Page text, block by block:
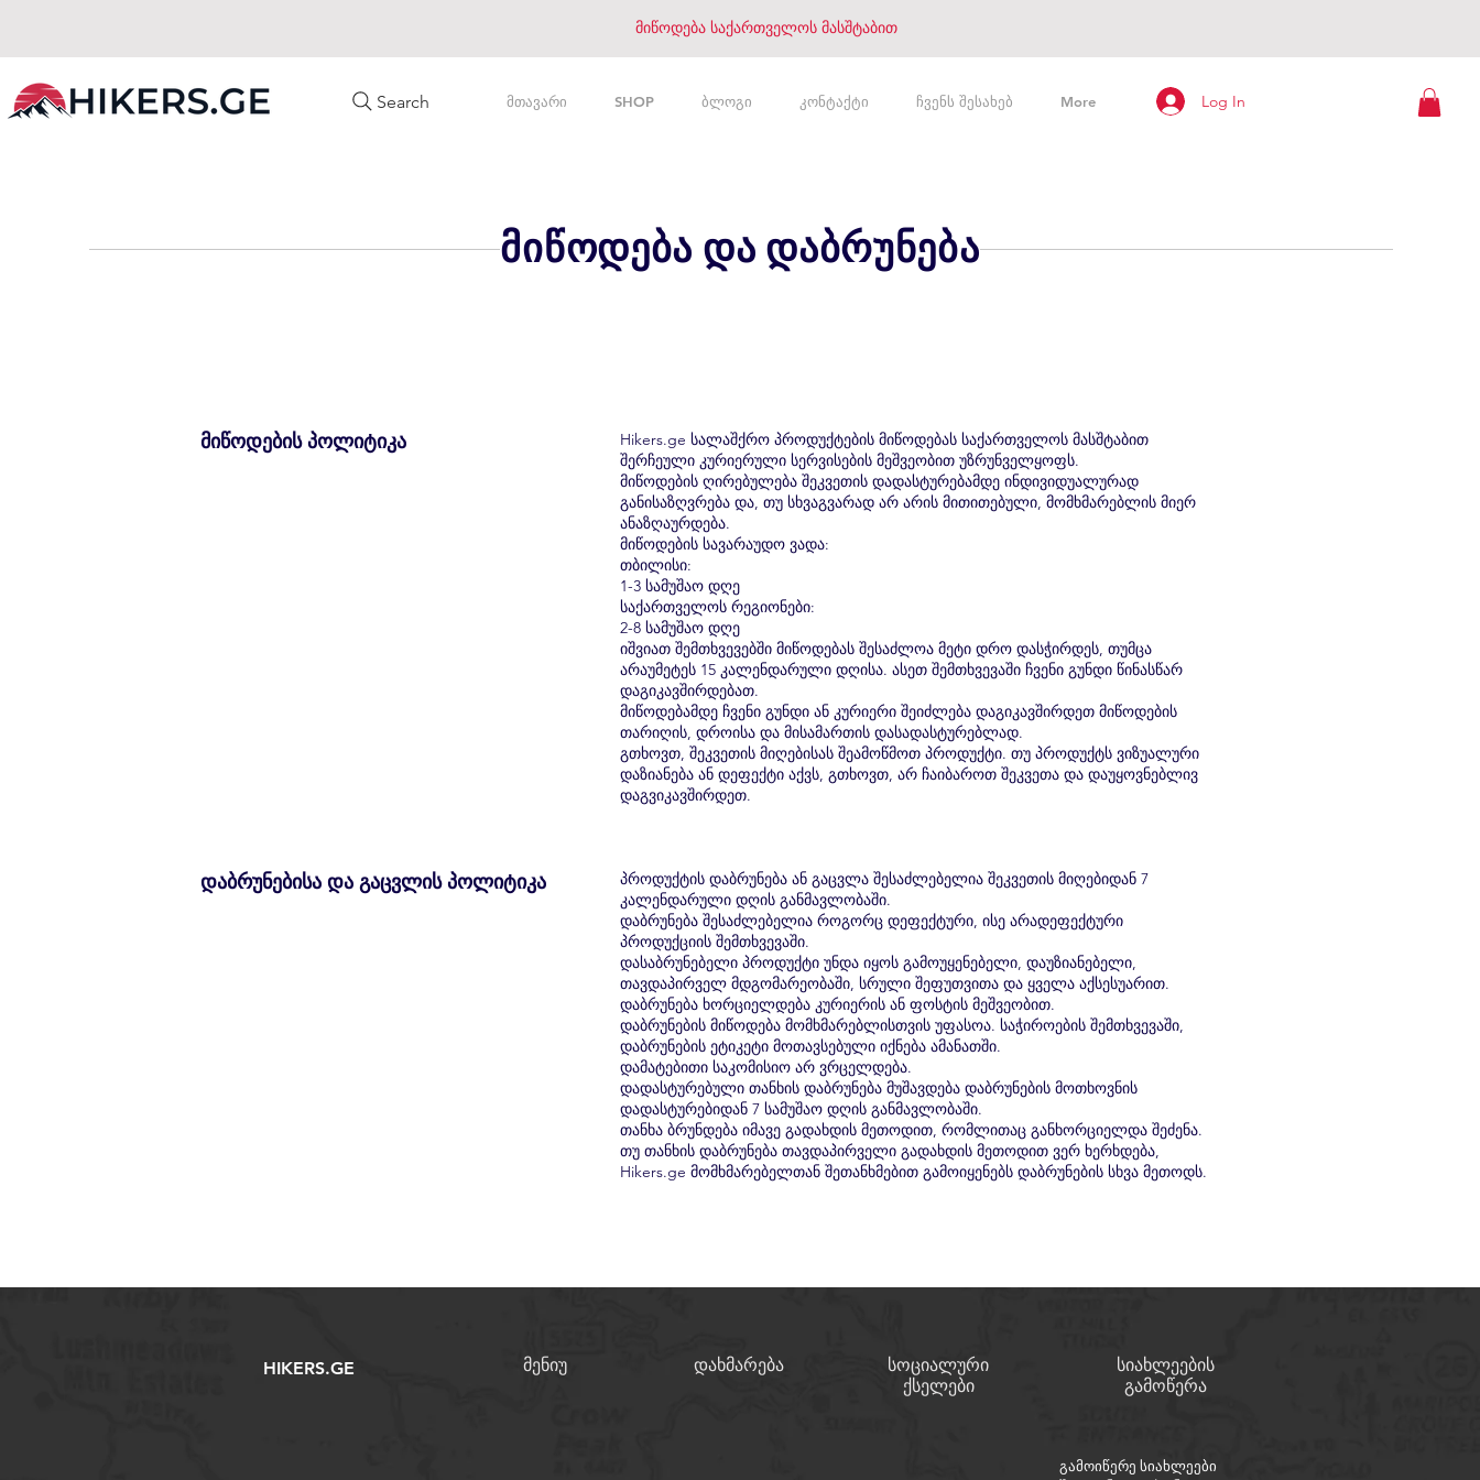
მთავარი SHOP ბლოგი კონტაქტი ჩვენს შესახებ More
მიწოდება საქართველოს მასშტაბით
Search Log In
მიწოდება და დაბრუნება
მიწოდების პოლიტიკა
Hikers.ge სალაშქრო პროდუქტების მიწოდებას საქართველოს მასშტაბით
შერჩეული კურიერული სერვისების მეშვეობით უზრუნველყოფს.
მიწოდების ღირებულება შეკვეთის დადასტურებამდე ინდივიდუალურად
განისაზღვრება და, თუ სხვაგვარად არ არის მითითებული, მომხმარებლის მიერ
ანაზღაურდება.
მიწოდების სავარაუდო ვადა:
თბილისი:
1-3 სამუშაო დღე
საქართველოს რეგიონები:
2-8 სამუშაო დღე
იშვიათ შემთხვევებში მიწოდებას შესაძლოა მეტი დრო დასჭირდეს, თუმცა
არაუმეტეს 15 კალენდარული დღისა. ასეთ შემთხვევაში ჩვენი გუნდი წინასწარ
დაგიკავშირდებათ.
მიწოდებამდე ჩვენი გუნდი ან კურიერი შეიძლება დაგიკავშირდეთ მიწოდების
თარიღის, დროისა და მისამართის დასადასტურებლად.
გთხოვთ, შეკვეთის მიღებისას შეამოწმოთ პროდუქტი. თუ პროდუქტს ვიზუალური
დაზიანება ან დეფექტი აქვს, გთხოვთ, არ ჩაიბაროთ შეკვეთა და დაუყოვნებლივ
დაგვიკავშირდეთ.
დაბრუნებისა და გაცვლის პოლიტიკა
პროდუქტის დაბრუნება ან გაცვლა შესაძლებელია შეკვეთის მიღებიდან 7
კალენდარული დღის განმავლობაში.
დაბრუნება შესაძლებელია როგორც დეფექტური, ისე არადეფექტური
პროდუქციის შემთხვევაში.
დასაბრუნებელი პროდუქტი უნდა იყოს გამოუყენებელი, დაუზიანებელი,
თავდაპირველ მდგომარეობაში, სრული შეფუთვითა და ყველა აქსესუარით.
დაბრუნება ხორციელდება კურიერის ან ფოსტის მეშვეობით.
დაბრუნების მიწოდება მომხმარებლისთვის უფასოა. საჭიროების შემთხვევაში,
დაბრუნების ეტიკეტი მოთავსებული იქნება ამანათში.
დამატებითი საკომისიო არ ვრცელდება.
დადასტურებული თანხის დაბრუნება მუშავდება დაბრუნების მოთხოვნის
დადასტურებიდან 7 სამუშაო დღის განმავლობაში.
თანხა ბრუნდება იმავე გადახდის მეთოდით, რომლითაც განხორციელდა შეძენა.
თუ თანხის დაბრუნება თავდაპირველი გადახდის მეთოდით ვერ ხერხდება,
Hikers.ge მომხმარებელთან შეთანხმებით გამოიყენებს დაბრუნების სხვა მეთოდს.
HIKERS.GE მენიუ დახმარება
სოციალური
ქსელები
სიახლეების
გამოწერა
გამოიწერე სიახლეები